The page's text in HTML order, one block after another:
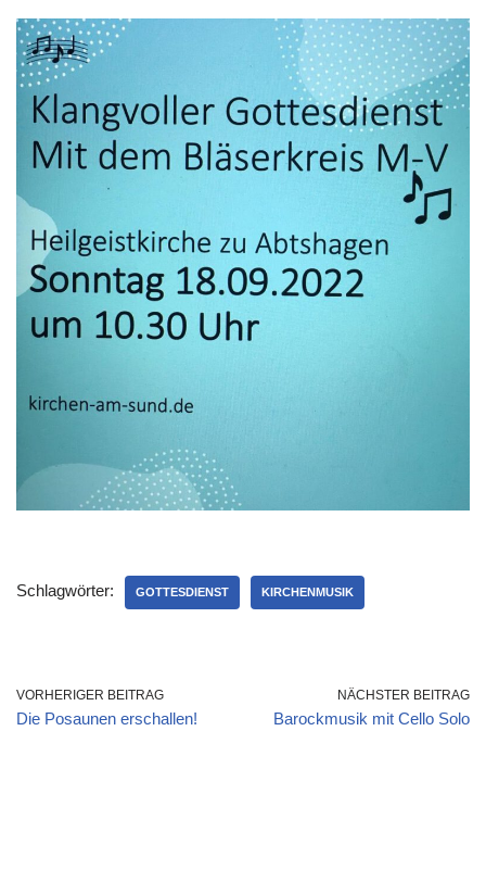
Schlagwörter: GOTTESDIENST KIRCHENMUSIK
VORHERIGER BEITRAG
Die Posaunen erschallen!
NÄCHSTER BEITRAG
Barockmusik mit Cello Solo